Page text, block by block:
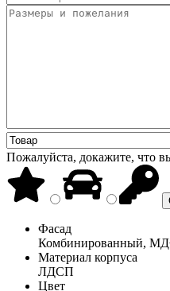
Пожалуйста, докажите, что
Фасад
Комбинированный,
Материал корпуса
ЛДСП
Цвет